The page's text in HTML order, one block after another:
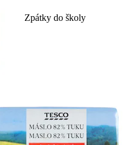
Zpátky do školy